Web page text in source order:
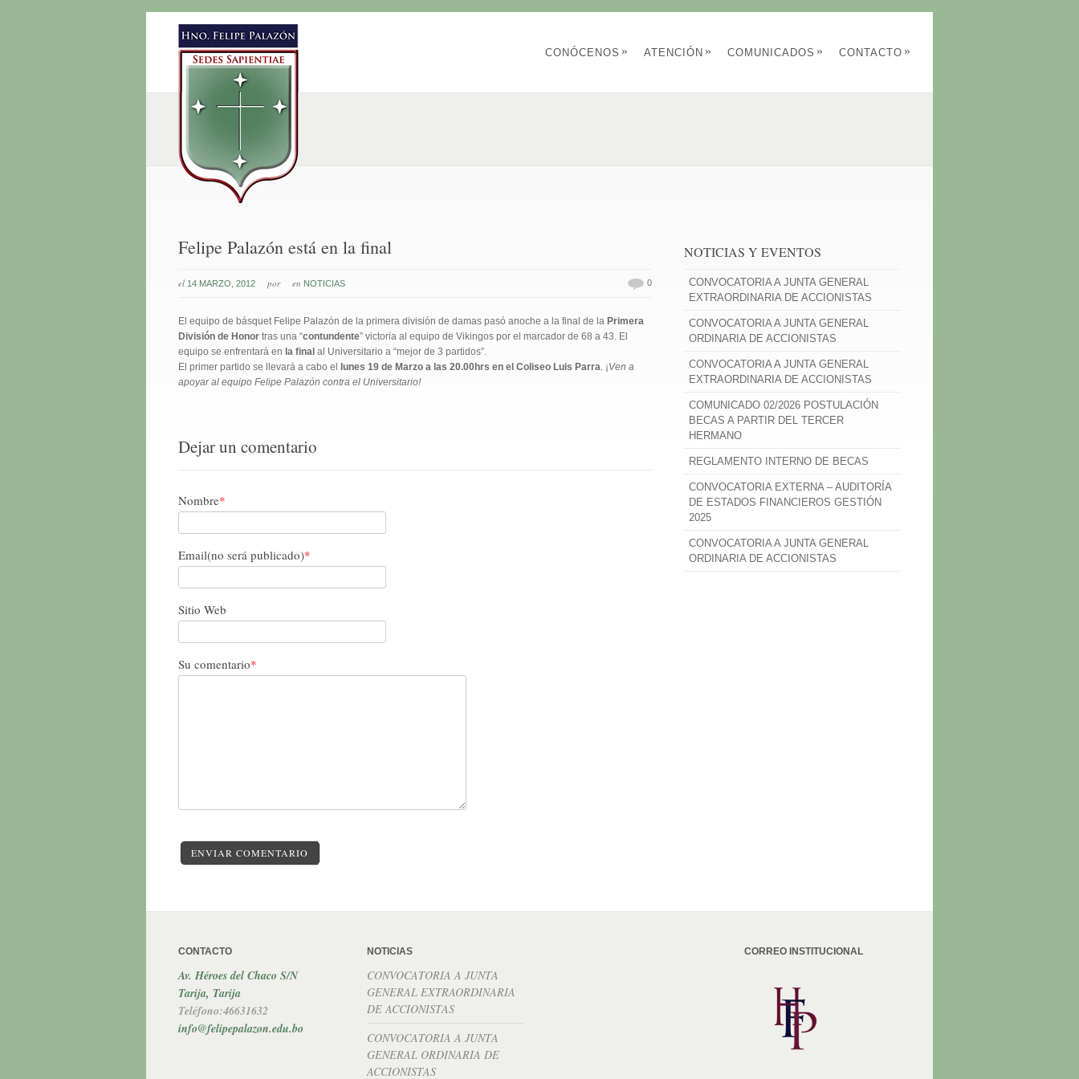
CONÓCENOS » ATENCIÓN » COMUNICADOS » CONTACTO »
Felipe Palazón está en la final
el 14 MARZO, 2012 por en NOTICIAS 0
El equipo de básquet Felipe Palazón de la primera división de damas pasó anoche a la final de la Primera
División de Honor tras una “contundente” victoria al equipo de Vikingos por el marcador de 68 a 43. El
equipo se enfrentará en la final al Universitario a “mejor de 3 partidos”.
El primer partido se llevará a cabo el
lunes 19 de Marzo a las 20.00hrs en el Coliseo Luis Parra. ¡Ven a
apoyar al equipo Felipe Palazón contra el Universitario!
Dejar un comentario
Nombre*
Email(no será publicado)*
Sitio Web
Su comentario*
ENVIAR COMENTARIO
NOTICIAS Y EVENTOS
CONVOCATORIA A JUNTA GENERAL
EXTRAORDINARIA DE ACCIONISTAS
CONVOCATORIA A JUNTA GENERAL
ORDINARIA DE ACCIONISTAS
CONVOCATORIA A JUNTA GENERAL
EXTRAORDINARIA DE ACCIONISTAS
COMUNICADO 02/2026 POSTULACIÓN
BECAS A PARTIR DEL TERCER
HERMANO
REGLAMENTO INTERNO DE BECAS
CONVOCATORIA EXTERNA – AUDITORÍA
DE ESTADOS FINANCIEROS GESTIÓN
2025
CONVOCATORIA A JUNTA GENERAL
ORDINARIA DE ACCIONISTAS
CONTACTO
Av. Héroes del Chaco S/N
Tarija, Tarija
Teléfono:46631632
info@felipepalazon.edu.bo
NOTICIAS
CONVOCATORIA A JUNTA
GENERAL EXTRAORDINARIA
DE ACCIONISTAS
CONVOCATORIA A JUNTA
GENERAL ORDINARIA DE
ACCIONISTAS
CORREO INSTITUCIONAL